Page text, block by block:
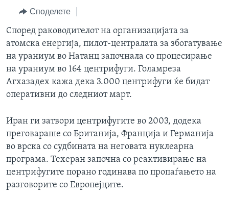
навигација
Пребарувај
ЕКОНОМИЈА
ПОЛИТИКА
НАУКА
УМЕТНОСТ И ЗАБАВА
NEWSFLASH - АРХИВА
ВЕСТИ ОД САД ВО МИНУТА - АРХИВА
ИЗБОРИ ВО САД 2020 - АРХИВА
ЗА НАС
Learning English
НАКУСО...
Споделете
Според раководителот на организацијата за
атомска енергија, пилот-централата за збогатување
на ураниум во Натанц започнала со процесирање
на ураниум во 164 центрифуги. Голамреза
Агхазадех кажа дека 3.000 центрифуги ќе бидат
оперативни до следниот март.
Иран ги затвори центрифугите во 2003, додека
преговараше со Британија, Франција и Германија
во врска со судбината на неговата нуклеарна
програма. Техеран започна со реактивирање на
центрифугите порано годинава по пропаѓањето на
разговорите со Европејците.